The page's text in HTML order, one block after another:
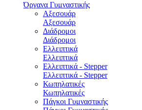
Όργανα Γυμναστικής
Αξεσουάρ
Αξεσουάρ
Διάδρομοι
Διάδρομοι
Ελλειπτικά
Ελλειπτικά
Ελλειπτικά - Stepper
Ελλειπτικά - Stepper
Κωπηλατικές
Κωπηλατικές
Πάγκοι Γυμναστικής